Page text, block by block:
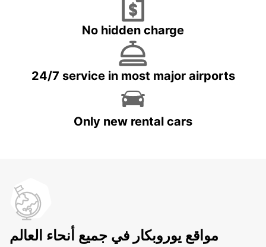
No hidden charge
24/7 service in most major airports
Only new rental cars
مواقع يوروبكار في جميع أنحاء العالم